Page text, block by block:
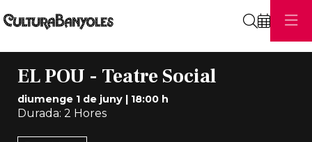
EL POU - Teatre Social
diumenge 1 de juny| 18:00 h
Durada: 2 Hores